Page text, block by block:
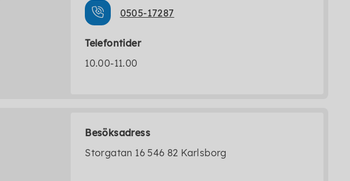
0505-17287
Telefontider
10.00-11.00
Besöksadress
Storgatan 16 546 82 Karlsborg